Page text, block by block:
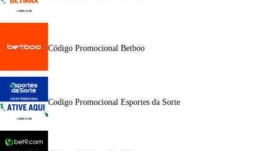
Código Promocional Betboo
Codigo Promocional Esportes da Sorte